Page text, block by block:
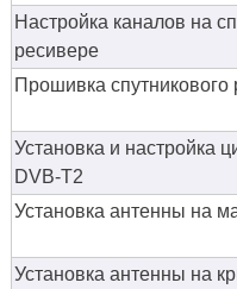
Настройка каналов на
ресивере
Прошивка спутникового
Установка и настройка
DVB-T2
Установка антенны на
Установка антенны на